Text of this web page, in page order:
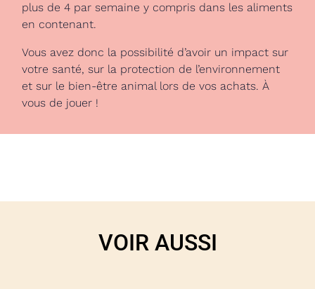
plus de 4 par semaine y compris dans les aliments
en contenant.
Vous avez donc la possibilité d’avoir un impact sur
votre santé, sur la protection de l’environnement
et sur le bien-être animal lors de vos achats. À
vous de jouer !
VOIR AUSSI